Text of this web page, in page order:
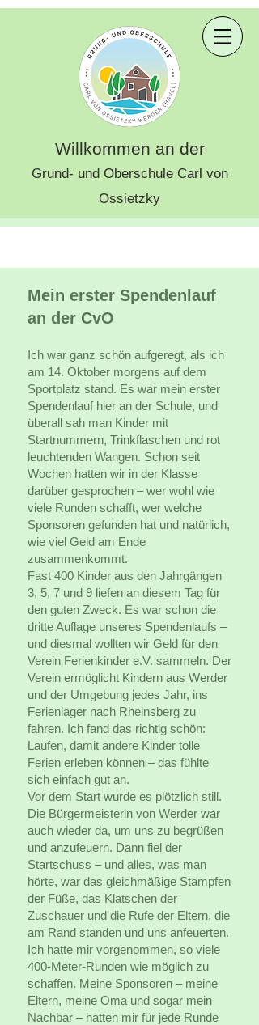
Willkommen an der
Grund- und Oberschule Carl von
Ossietzky
Mein erster Spendenlauf
an der CvO
Ich war ganz schön aufgeregt, als ich
am 14. Oktober morgens auf dem
Sportplatz stand. Es war mein erster
Spendenlauf hier an der Schule, und
überall sah man Kinder mit
Startnummern, Trinkflaschen und rot
leuchtenden Wangen. Schon seit
Wochen hatten wir in der Klasse
darüber gesprochen – wer wohl wie
viele Runden schafft, wer welche
Sponsoren gefunden hat und natürlich,
wie viel Geld am Ende
zusammenkommt.
Fast 400 Kinder aus den Jahrgängen
3, 5, 7 und 9 liefen an diesem Tag für
den guten Zweck. Es war schon die
dritte Auflage unseres Spendenlaufs –
und diesmal wollten wir Geld für den
Verein Ferienkinder e.V. sammeln. Der
Verein ermöglicht Kindern aus Werder
und der Umgebung jedes Jahr, ins
Ferienlager nach Rheinsberg zu
fahren. Ich fand das richtig schön:
Laufen, damit andere Kinder tolle
Ferien erleben können – das fühlte
sich einfach gut an.
Vor dem Start wurde es plötzlich still.
Die Bürgermeisterin von Werder war
auch wieder da, um uns zu begrüßen
und anzufeuern. Dann fiel der
Startschuss – und alles, was man
hörte, war das gleichmäßige Stampfen
der Füße, das Klatschen der
Zuschauer und die Rufe der Eltern, die
am Rand standen und uns anfeuerten.
Ich hatte mir vorgenommen, so viele
400-Meter-Runden wie möglich zu
schaffen. Meine Sponsoren – meine
Eltern, meine Oma und sogar mein
Nachbar – hatten mir für jede Runde